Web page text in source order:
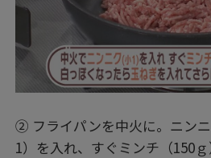
② フライパンを中火に。ニン
1）を入れ、すぐミンチ（150ｇ